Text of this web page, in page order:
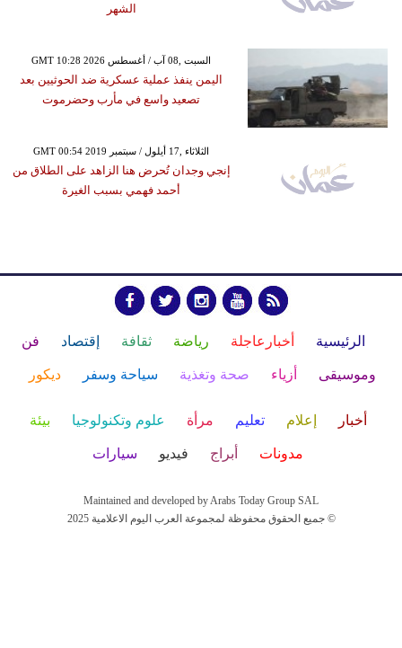
الشهر
GMT 10:28 2026 السبت ,08 آب / أغسطس
اليمن ينفذ عملية عسكرية ضد الحوثيين بعد
تصعيد واسع في مأرب وحضرموت
GMT 00:54 2019 الثلاثاء ,17 أيلول / سبتمبر
إنجي وجدان تُحرض هنا الزاهد على الطلاق من
أحمد فهمي بسبب الغيرة
الرئيسية أخبارعاجلة رياضة ثقافة إقتصاد فن
وموسيقى أزياء صحة وتغذية سياحة وسفر ديكور
أخبار إعلام تعليم مرأة علوم وتكنولوجيا بيئة
مدونات أبراج فيديو سيارات
Maintained and developed by Arabs Today Group SAL
جميع الحقوق محفوظة لمجموعة العرب اليوم الاعلامية 2025 ©